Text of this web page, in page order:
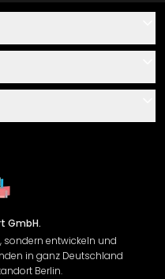
GmbH.
sondern entwickeln und
in ganz Deutschland
Berlin.